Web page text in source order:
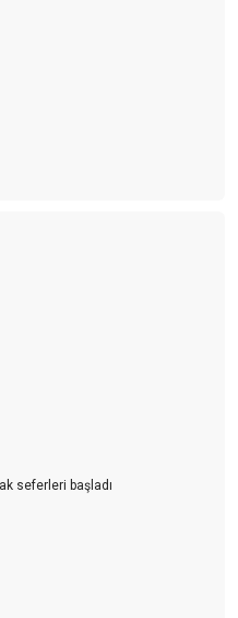
seferleri başladı